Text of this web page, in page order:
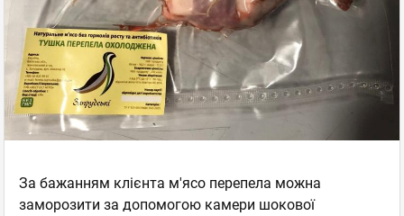
За бажанням клієнта м'ясо перепела можна
заморозити за допомогою камери шокової